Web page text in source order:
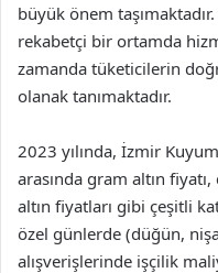
büyük önem
rekabetçi bir ortamda
zamanda tüketicilerin
olanak tanımaktadır.
2023 yılında, İzmir
arasında gram altın
altın fiyatları gibi çeşitli
özel günlerde (düğün,
alışverişlerinde işçilik